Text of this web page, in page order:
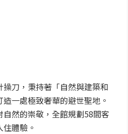
刀，秉持著「自然與建築和
一處極致奢華的避世聖地。
然的崇敬，全館規劃58間客
體驗。